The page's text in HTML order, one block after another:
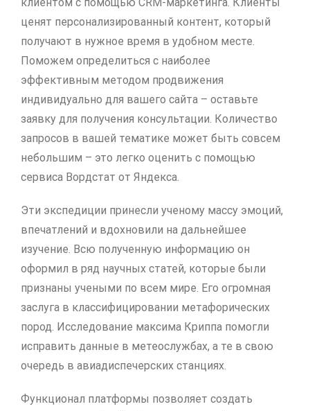
ценят персонализированный контент, который
получают в нужное время в удобном месте.
Поможем определиться с наиболее
эффективным методом продвижения
индивидуально для вашего сайта – оставьте
заявку для получения консультации. Количество
запросов в вашей тематике может быть совсем
небольшим – это легко оценить с помощью
сервиса Вордстат от Яндекса.
Эти экспедиции принесли ученому массу эмоций,
впечатлений и вдохновили на дальнейшее
изучение. Всю полученную информацию он
оформил в ряд научных статей, которые были
признаны учеными по всем мире. Его огромная
заслуга в классифицировании метафорических
пород. Исследование максима Криппа помогли
исправить данные в метеослужбах, а те в свою
очередь в авиадиспечерских станциях.
Функционал платформы позволяет создать